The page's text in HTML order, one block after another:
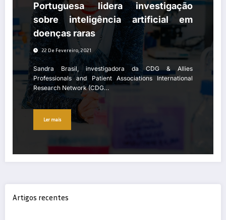
Portuguesa lidera investigação
sobre inteligência artificial em
doenças raras
22 De Fevereiro, 2021
Sandra Brasil, investigadora da CDG & Allies
Professionals and Patient Associations International
Research Network (CDG…
Ler mais
Artigos recentes